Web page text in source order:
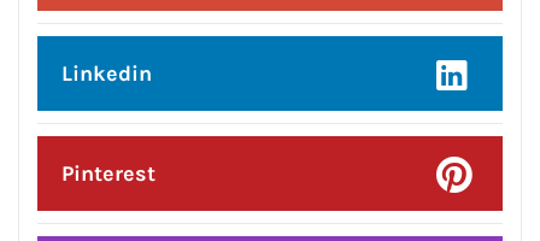
Google Plus
Linkedin